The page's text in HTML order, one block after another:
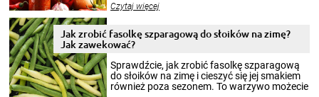
krajobrazów, by cieszyć nimi oko w sezonie
pełni poczuć atmosferę cieplejszych
miesięcy. Przygotowanie słoików ze
smakowitą zawartością musi obejmować
patenty, które pozwolą zachować świeżość
przetworów.
Czytaj więcej
Jak zrobić fasolkę szparagową do słoików na zimę?
Jak zawekować?
Sprawdźcie, jak zrobić fasolkę szparagową
do słoików na zimę i cieszyć się jej smakiem
również poza sezonem. To warzywo możecie